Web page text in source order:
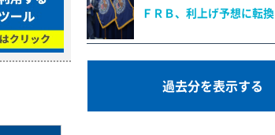
ＦＲＢ、利上げ予想に転換
過去分を表示する